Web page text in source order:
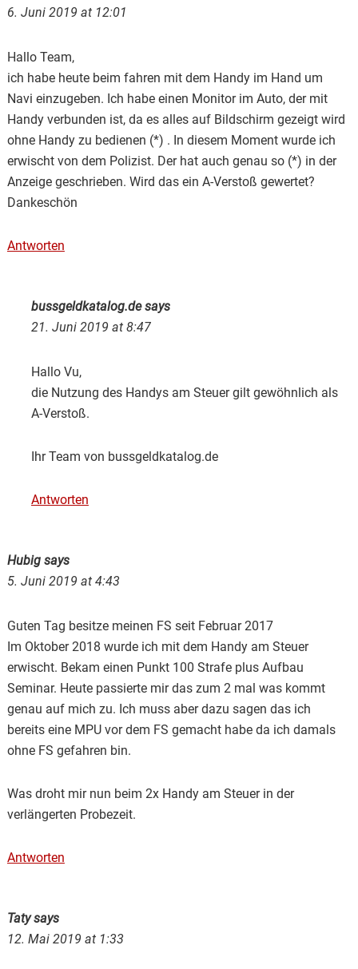
6. Juni 2019 at 12:01
Hallo Team,
ich habe heute beim fahren mit dem Handy im Hand um
Navi einzugeben. Ich habe einen Monitor im Auto, der mit
Handy verbunden ist, da es alles auf Bildschirm gezeigt wird
ohne Handy zu bedienen (*) . In diesem Moment wurde ich
erwischt von dem Polizist. Der hat auch genau so (*) in der
Anzeige geschrieben. Wird das ein A-Verstoß gewertet?
Dankeschön
Antworten
bussgeldkatalog.desays
21. Juni 2019 at 8:47
Hallo Vu,
die Nutzung des Handys am Steuer gilt gewöhnlich als
A-Verstoß.
Ihr Team von bussgeldkatalog.de
Antworten
Hubig says
5. Juni 2019 at 4:43
Guten Tag besitze meinen FS seit Februar 2017
Im Oktober 2018 wurde ich mit dem Handy am Steuer
erwischt. Bekam einen Punkt 100 Strafe plus Aufbau
Seminar. Heute passierte mir das zum 2 mal was kommt
genau auf mich zu. Ich muss aber dazu sagen das ich
bereits eine MPU vor dem FS gemacht habe da ich damals
ohne FS gefahren bin.
Was droht mir nun beim 2x Handy am Steuer in der
verlängerten Probezeit.
Antworten
Tatysays
12. Mai 2019 at 1:33